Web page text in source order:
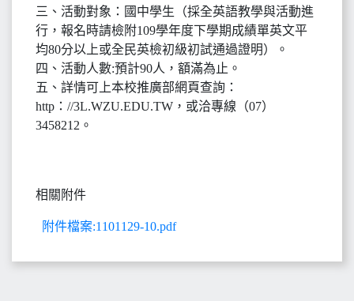
三、活動對象：國中學生（採全英語教學與活動進
行，報名時請檢附109學年度下學期成績單英文平
均80分以上或全民英檢初級初試通過證明）。
四、活動人數:預計90人，額滿為止。
五、詳情可上本校推廣部網頁查詢：
http：//3L.WZU.EDU.TW，或洽專線（07）
3458212。
相關附件
附件檔案:1101129-10.pdf